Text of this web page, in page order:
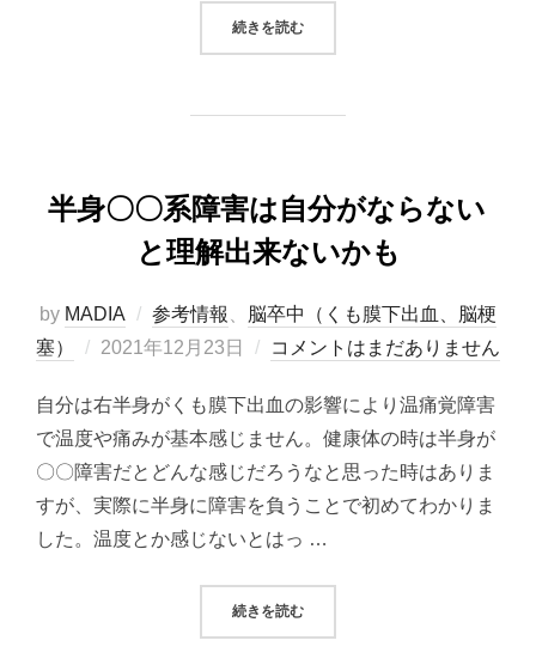
続きを読む“2021/12/23システムトレード（株
半身〇〇系障害は自分がならない
と理解出来ないかも
by MADIA 参考情報
脳卒中（くも膜下出血、脳梗
塞）
投
日:
2021年12月23日 コメントはまだありません
自分は右半身がくも膜下出血の影響により温痛覚障害
で温度や痛みが基本感じません。健康体の時は半身が
〇〇障害だとどんな感じだろうなと思った時はありま
すが、実際に半身に障害を負うことで初めてわかりま
した。温度とか感じないとはっ …
続きを読む“半身〇〇系障害は自分がならない